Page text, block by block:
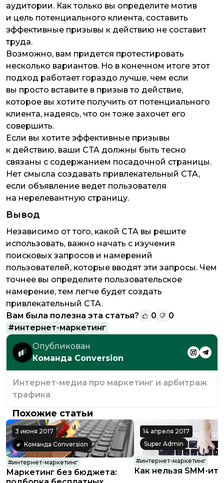
аудитории. Как только вы определите мотив
и цель потенциального клиента, составить
эффективные призывы к действию не составит
труда.
Возможно, вам придется протестировать
несколько вариантов. Но в конечном итоге этот
подход работает гораздо лучше, чем если
вы просто вставите в призыв то действие,
которое вы хотите получить от потенциального
клиента, надеясь, что он тоже захочет его
совершить.
Если вы хотите эффективные призывы
к действию, ваши CTA должны быть тесно
связаны с содержанием посадочной страницы.
Нет смысла создавать привлекательный CTA,
если объявление ведет пользователя
на нерелевантную страницу.
Вывод
Независимо от того, какой CTA вы решите
использовать, важно начать с изучения
поисковых запросов и намерений
пользователей, которые вводят эти запросы. Чем
точнее вы определите пользовательское
намерение, тем легче будет создать
привлекательный CTA.
Вам была полезна эта статья?
0
0
#интернет-маркетинг
Опубликован
Команда Conversion
Интернет-медиа про маркетинг и арбитраж
трафика
Похожие статьи
3 июня 2017
Команда Conversion
#интернет-маркетинг
Маркетинг без бюджета:
14 апреля 2017
Super Admin
#интернет-маркетинг
Как нельзя SMM-ить